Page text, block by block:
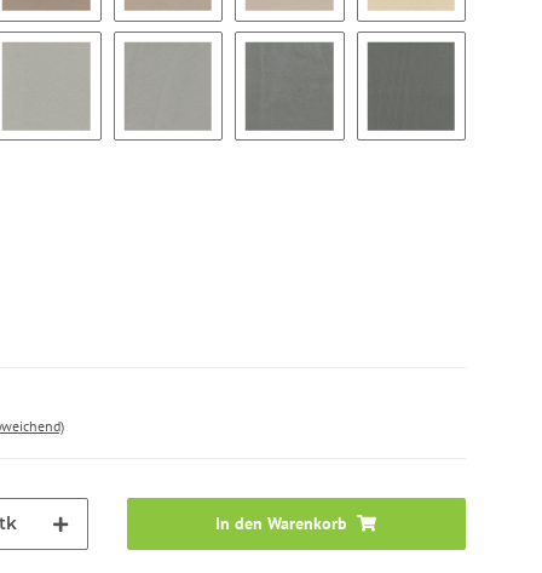
BC45 BC46 BC47 BC48
In den Warenkorb